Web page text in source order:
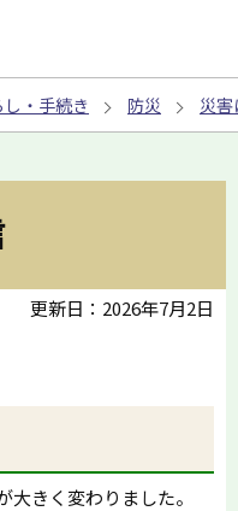
し・手続き 防災 災
更新日：2026年7月2日
きく変わりました。